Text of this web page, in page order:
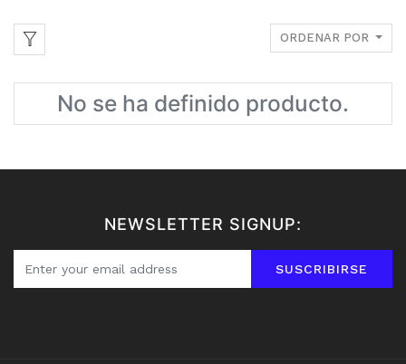
ORDENAR POR
No se ha definido producto.
NEWSLETTER SIGNUP:
SUSCRIBIRSE